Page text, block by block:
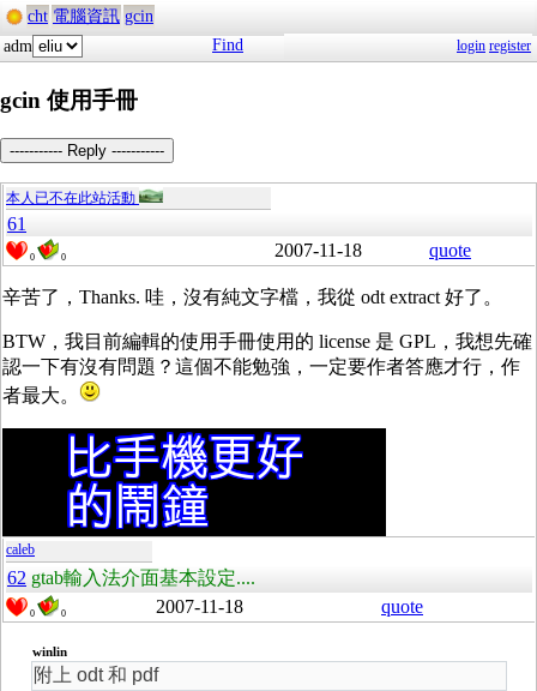
cht 電腦資訊 gcin
adm
Find login register
gcin 使用手冊
----------- Reply -----------
本人已不在此站活動
61
0 0 2007-11-18 quote
辛苦了，Thanks. 哇，沒有純文字檔，我從 odt extract 好了。
BTW，我目前編輯的使用手冊使用的 license 是 GPL，我想先確
認一下有沒有問題？這個不能勉強，一定要作者答應才行，作
者最大。
caleb
62 gtab輸入法介面基本設定....
0 0 2007-11-18 quote
winlin
附上 odt 和 pdf